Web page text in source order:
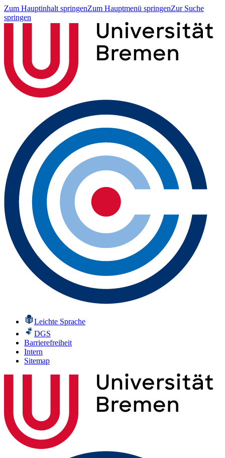
Zum Hauptinhalt springenZum Hauptmenü springenZur Suche
springen
Leichte Sprache
DGS
Barrierefreiheit
Intern
Sitemap